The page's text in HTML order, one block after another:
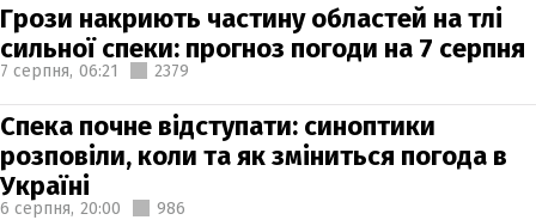
Грози накриють частину областей на тлі
сильної спеки: прогноз погоди на 7 серпня
7 серпня, 06:21 2379
Спека почне відступати: синоптики
розповіли, коли та як зміниться погода в
Україні
6 серпня, 20:00 986